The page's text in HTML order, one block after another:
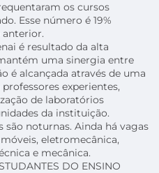
os cursos
Esse número é 19%
anterior.
é resultado da alta
uma sinergia entre
é alcançada através de uma
experientes,
de laboratórios
da instituição.
são noturnas. Ainda há vagas
eletromecânica,
e mecânica.
DO ENSINO